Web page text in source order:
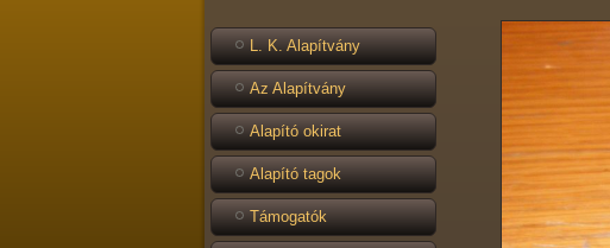
L. K. Alapítvány
Az Alapítvány
Alapító okirat
Alapító tagok
Támogatók